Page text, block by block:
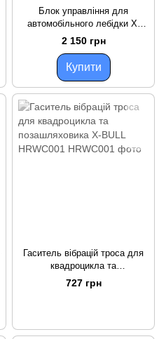
Блок управління для
автомобільного лебідки X-
BULL 4000-4500 LBS з
бездротовим пультом
2 150 грн
Купити
Гаситель вібрацій троса для
квадроцикла та
позашляховика X-BULL
HRWC001
727 грн